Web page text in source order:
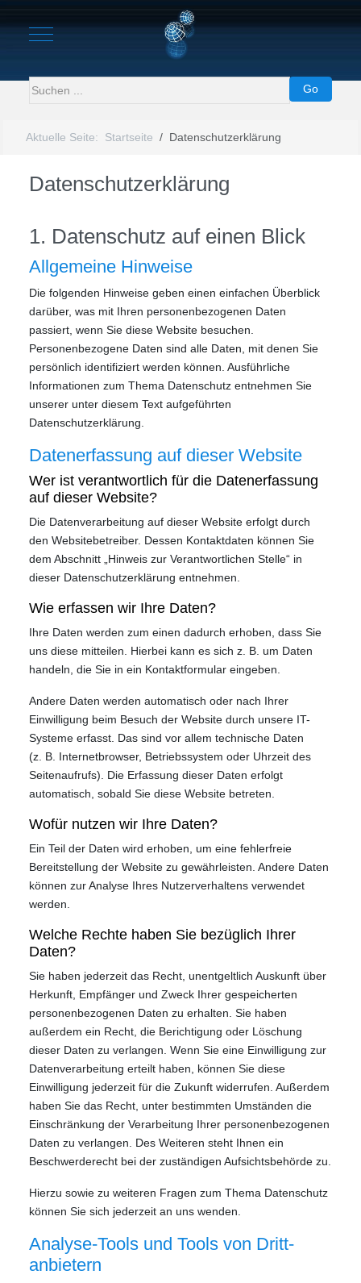
Mobile Menu Toggle
Go
Aktuelle Seite: Startseite Datenschutzerklärung
Datenschutzerklärung
1. Datenschutz auf einen Blick
Allgemeine Hinweise
Die folgenden Hinweise geben einen einfachen Überblick
darüber, was mit Ihren personenbezogenen Daten
passiert, wenn Sie diese Website besuchen.
Personenbezogene Daten sind alle Daten, mit denen Sie
persönlich identifiziert werden können. Ausführliche
Informationen zum Thema Datenschutz entnehmen Sie
unserer unter diesem Text aufgeführten
Datenschutzerklärung.
Datenerfassung auf dieser Website
Wer ist verantwortlich für die Datenerfassung
auf dieser Website?
Die Datenverarbeitung auf dieser Website erfolgt durch
den Websitebetreiber. Dessen Kontaktdaten können Sie
dem Abschnitt „Hinweis zur Verantwortlichen Stelle“ in
dieser Datenschutzerklärung entnehmen.
Wie erfassen wir Ihre Daten?
Ihre Daten werden zum einen dadurch erhoben, dass Sie
uns diese mitteilen. Hierbei kann es sich z. B. um Daten
handeln, die Sie in ein Kontaktformular eingeben.
Andere Daten werden automatisch oder nach Ihrer
Einwilligung beim Besuch der Website durch unsere IT-
Systeme erfasst. Das sind vor allem technische Daten
(z. B. Internetbrowser, Betriebssystem oder Uhrzeit des
Seitenaufrufs). Die Erfassung dieser Daten erfolgt
automatisch, sobald Sie diese Website betreten.
Wofür nutzen wir Ihre Daten?
Ein Teil der Daten wird erhoben, um eine fehlerfreie
Bereitstellung der Website zu gewährleisten. Andere Daten
können zur Analyse Ihres Nutzerverhaltens verwendet
werden.
Welche Rechte haben Sie bezüglich Ihrer
Daten?
Sie haben jederzeit das Recht, unentgeltlich Auskunft über
Herkunft, Empfänger und Zweck Ihrer gespeicherten
personenbezogenen Daten zu erhalten. Sie haben
außerdem ein Recht, die Berichtigung oder Löschung
dieser Daten zu verlangen. Wenn Sie eine Einwilligung zur
Datenverarbeitung erteilt haben, können Sie diese
Einwilligung jederzeit für die Zukunft widerrufen. Außerdem
haben Sie das Recht, unter bestimmten Umständen die
Einschränkung der Verarbeitung Ihrer personenbezogenen
Daten zu verlangen. Des Weiteren steht Ihnen ein
Beschwerderecht bei der zuständigen Aufsichtsbehörde zu.
Hierzu sowie zu weiteren Fragen zum Thema Datenschutz
können Sie sich jederzeit an uns wenden.
Analyse-Tools und Tools von Dritt­
anbietern